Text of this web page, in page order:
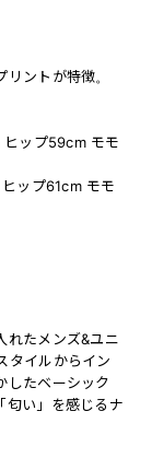
ントが特徴。
ップ59cm モモ
ップ61cm モモ
れたメンズ&ユニ
タイルからイン
したベーシック
匂い」を感じるナ